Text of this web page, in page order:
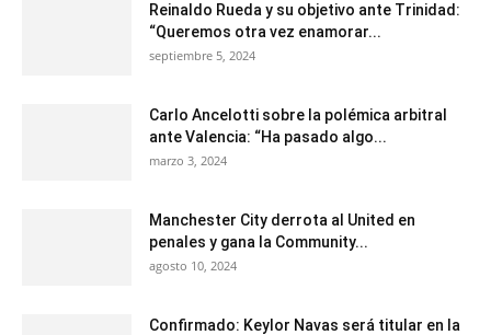
Reinaldo Rueda y su objetivo ante Trinidad:
“Queremos otra vez enamorar...
septiembre 5, 2024
Carlo Ancelotti sobre la polémica arbitral
ante Valencia: “Ha pasado algo...
marzo 3, 2024
Manchester City derrota al United en
penales y gana la Community...
agosto 10, 2024
Confirmado: Keylor Navas será titular en la